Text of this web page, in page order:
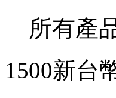
所有產
1500新台